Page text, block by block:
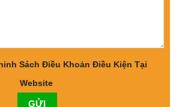
Sách Điều Khoản Điều Kiện Tại
Website